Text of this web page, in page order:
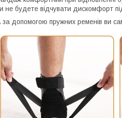
не будете відчувати дискомфорт
за допомогою пружних ременів ви